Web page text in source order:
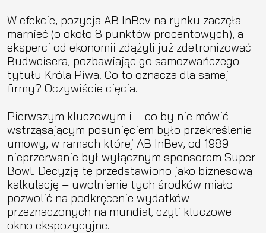
W efekcie, pozycja AB InBev na rynku zaczęła
marnieć (o około 8 punktów procentowych), a
eksperci od ekonomii zdążyli już zdetronizować
Budweisera, pozbawiając go samozwańczego
tytułu Króla Piwa. Co to oznacza dla samej
firmy? Oczywiście cięcia.
Pierwszym kluczowym i – co by nie mówić –
wstrząsającym posunięciem było przekreślenie
umowy, w ramach której AB InBev, od 1989
nieprzerwanie był wyłącznym sponsorem Super
Bowl. Decyzję tę przedstawiono jako biznesową
kalkulację – uwolnienie tych środków miało
pozwolić na podkręcenie wydatków
przeznaczonych na mundial, czyli kluczowe
okno ekspozycyjne.